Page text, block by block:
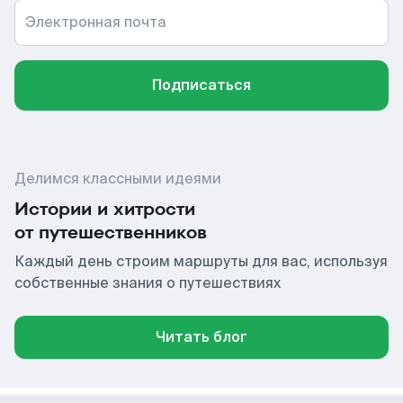
Электронная почта
Подписаться
Делимся классными идеями
Истории и хитрости
от путешественников
Каждый день строим маршруты для вас, используя
собственные знания о путешествиях
Читать блог